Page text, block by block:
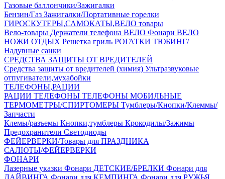
Газовые баллончики/Зажигалки
Бензин/Газ Зажигалки/Портативные горелки
ГИРОСКУТЕРЫ,САМОКАТЫ,ВЕЛО товары
Вело-товары Держатели телефона ВЕЛО Фонари ВЕЛО
НОЖИ ОТДЫХ Решетка гриль РОГАТКИ ТЮБИНГ/
Надувные санки
СРЕДСТВА ЗАЩИТЫ ОТ ВРЕДИТЕЛЕЙ
Средства защиты от вредителей (химия) Ультразвуковые
отпугиватели,мухабойки
ТЕЛЕФОНЫ,РАЦИИ
РАЦИИ ТЕЛЕФОНЫ ТЕЛЕФОНЫ МОБИЛЬНЫЕ
ТЕРМОМЕТРЫ/СПИРТОМЕРЫ Тумблеры/Кнопки/Клеммы/
Запчасти
Клемы/разъемы Кнопки,тумблеры Крокодилы/Зажимы
Предохранители Светодиоды
ФЕЙЕРВЕРКИ/Товары для ПРАЗДНИКА
САЛЮТЫ/ФЕЙЕРВЕРКИ
ФОНАРИ
Лазерные указки Фонари ДЕТСКИЕ/БРЕЛКИ Фонари для
ДАЙВИНГА Фонари для КЕМПИНГА Фонари для РУЖЬЯ